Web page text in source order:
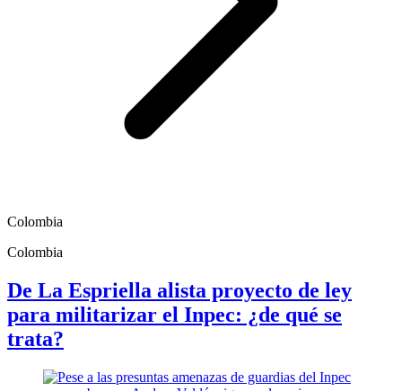
Colombia
Colombia
De La Espriella alista proyecto de ley
para militarizar el Inpec: ¿de qué se
trata?